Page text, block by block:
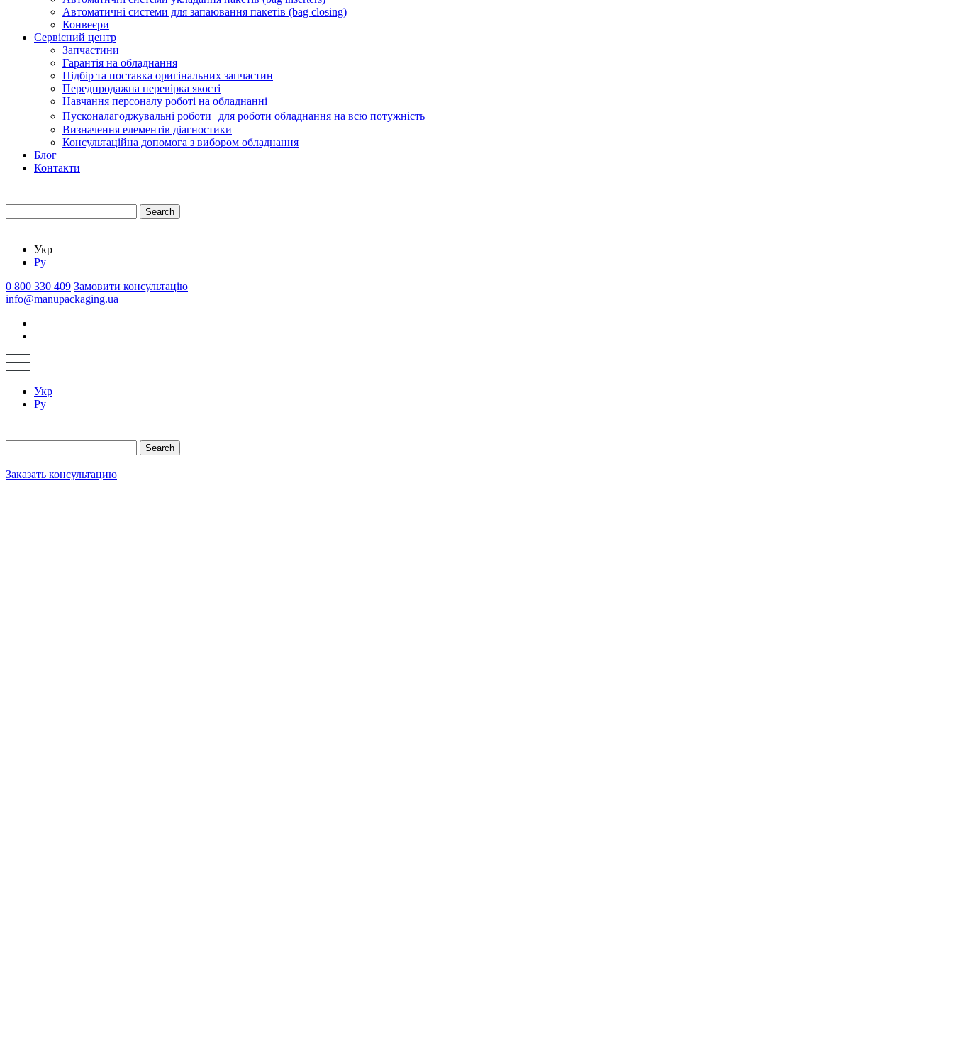
Автоматичні системи для запаювання пакетів (bag closing)
Конвеєри
Сервісний центр
Запчастини
Гарантія на обладнання
Підбір та поставка оригінальних запчастин
Передпродажна перевірка якості
Навчання персоналу роботі на обладнанні
Пусконалагоджувальні роботи для роботи обладнання на всю потужність
Визначення елементів діагностики
Консультаційна допомога з вибором обладнання
Блог
Контакти
Search
Укр
Ру
0 800 330 409 Замовити консультацію
info@manupackaging.ua
Укр
Ру
Search
Заказать консультацию